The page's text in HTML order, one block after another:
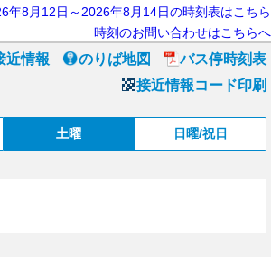
年8月12日～2026年8月14日の時刻表はこちら
時刻のお問い合わせはこちらへ
近情報 のりば地図
バス停時刻表
接近情報コード印刷
土曜 日曜/祝日